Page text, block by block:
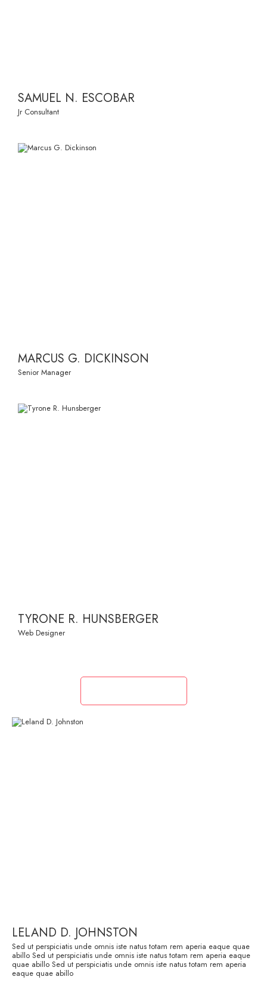
SAMUEL N. ESCOBAR
Jr Consultant
MARCUS G. DICKINSON
Senior Manager
TYRONE R. HUNSBERGER
Web Designer
LELAND D. JOHNSTON
Sed ut perspiciatis unde omnis iste natus totam rem aperia eaque quae
abillo Sed ut perspiciatis unde omnis iste natus totam rem aperia eaque
quae abillo Sed ut perspiciatis unde omnis iste natus totam rem aperia
eaque quae abillo